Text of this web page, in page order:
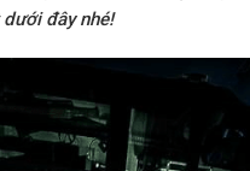
đây nhé!